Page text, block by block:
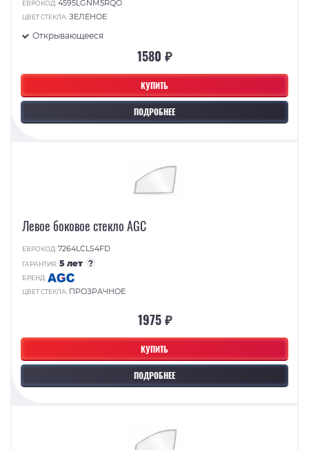
КУПИТЬ
ПОДРОБНЕЕ
ЕВРОКОД:4595LGNM5RQO
ЦВЕТ СТЕКЛА:ЗЕЛЕНОЕ
Открывающееся
1580 ₽
КУПИТЬ
ПОДРОБНЕЕ
Левое боковое стекло AGC
ЕВРОКОД:7264LCLS4FD
ГАРАНТИЯ:5 лет ?
БРЕНД:
ЦВЕТ СТЕКЛА: ПРОЗРАЧНОЕ
1975 ₽